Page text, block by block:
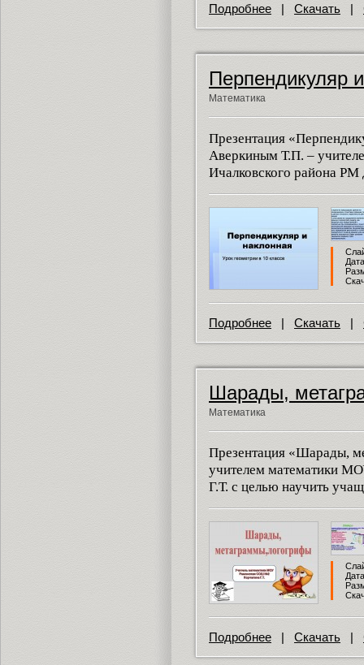
Подробнее | Скачать |
Перпендикуляр
Математика
Презентация
Аверкиным Т.П. –
Ичалковского района РМ
Подробнее |Скачать |
Шарады,
Математика
Презентация «Шарады,
учителем математики
Г.Т. с целью научить
Подробнее | Скачать |